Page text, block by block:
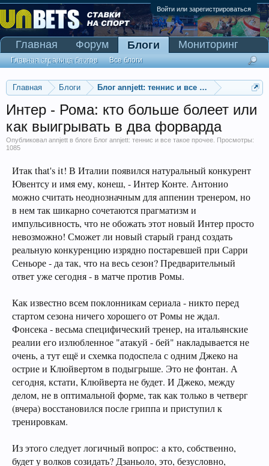
Войти или зарегистрироваться
Главная Блоги Блог annjett: теннис и все такое прочее
Интер - Рома: кто больше болеет или
как выигрывать в два форварда
Опубликовал annjett в блоге Блог annjett: теннис и все такое прочее . Просмотры:
1085
Итак that's it! В Италии появился натуральный конкурент
Ювентсу и имя ему, конеш, - Интер Конте. Антонио
можно считать неоднозначным для аппенин тренером, но
в нем так шикарно сочетаются прагматизм и
импульсивность, что не обожать этот новый Интер просто
невозможно! Сможет ли новый старый гранд создать
реальную конкуренцию изрядно постаревшей при Сарри
Сеньоре - да так, что на весь сезон? Предварительный
ответ уже сегодня - в матче против Ромы.
Как известно всем поклонникам сериала - никто перед
стартом сезона ничего хорошего от Ромы не ждал.
Фонсека - весьма специфический тренер, на итальянские
реалии его излюбленное "атакуй - бей" накладывается не
очень, а тут ещё и схемка подоспела с одним Джеко на
острие и Клюйвертом в подыгрыше. Это не фонтан. А
сегодня, кстати, Клюйверта не будет. И Джеко, между
делом, не в оптимальной форме, так как только в четверг
(вчера) восстановился после гриппа и приступил к
тренировкам.
Из этого следует логичный вопрос: а кто, собственно,
будет у волков созидать? Дзаньоло, это, безусловно,
Главная Форум Блоги
Главная страница блогов Все блоги
Мониторинг
Сканер Pinnacle